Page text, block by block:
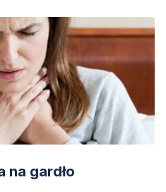
cultural comparisons of
Journal of Cross-
333–360.
doi/10.1177/0022022107300279
Zyl, L. E. (2021). The future of
interventions.Frontiers in
10.3389/
Wang, H., & Xie, X. (2020).
na gardło